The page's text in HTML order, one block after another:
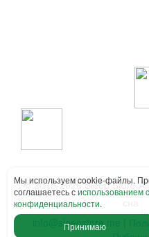
© 2015-2026 Sleep Store
info@sleepstore.me
Мы используем cookie-файлы.
соглашаетесь сиспользованием
конфиденциальности.
Принимаю